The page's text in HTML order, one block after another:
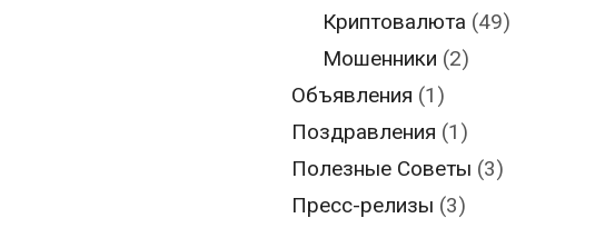
Криптовалюта (49)
Мошенники (2)
Объявления (1)
Поздравления (1)
Полезные Советы (3)
Пресс-релизы (3)